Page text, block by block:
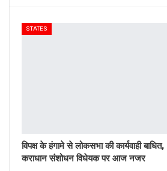
STATES
विपक्ष के हंगामे से लोकसभा की कार्यवाही बाधित,
कराधान संशोधन विधेयक पर आज नजर